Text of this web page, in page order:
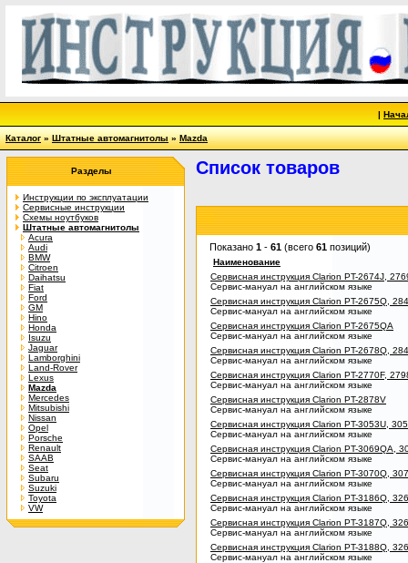
|
Каталог»Штатные автомагнитолы»Mazda
Разделы
Инструкции по эксплуатации
Сервисные инструкции
Схемы ноутбуков
Штатные автомагнитолы
Acura
Audi
BMW
Citroen
Daihatsu
Fiat
Ford
GM
Hino
Honda
Isuzu
Jaguar
Lamborghini
Land-Rover
Lexus
Mazda
Mercedes
Mitsubishi
Nissan
Opel
Porsche
Renault
SAAB
Seat
Subaru
Suzuki
Toyota
VW
Список товаров
Показано 1 - 61 (всего 61 позиций)
Наименование
Сервисная инструкция Clarion PT-2674J,
Сервис-мануал на английском языке
Сервисная инструкция Clarion PT-2675Q,
Сервис-мануал на английском языке
Сервисная инструкция Clarion PT-2675QA
Сервис-мануал на английском языке
Сервисная инструкция Clarion PT-2678Q,
Сервис-мануал на английском языке
Сервисная инструкция Clarion PT-2770F,
Сервис-мануал на английском языке
Сервисная инструкция Clarion PT-2878V
Сервис-мануал на английском языке
Сервисная инструкция Clarion PT-3053U,
Сервис-мануал на английском языке
Сервисная инструкция Clarion PT-3069QA,
Сервис-мануал на английском языке
Сервисная инструкция Clarion PT-3070Q,
Сервис-мануал на английском языке
Сервисная инструкция Clarion PT-3186Q,
Сервис-мануал на английском языке
Сервисная инструкция Clarion PT-3187Q,
Сервис-мануал на английском языке
Сервисная инструкция Clarion PT-3188Q,
Сервис-мануал на английском языке